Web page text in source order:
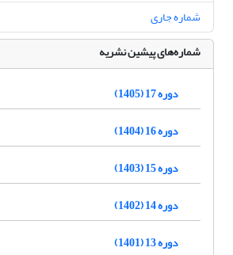
شماره جاری
شماره‌های پیشین نشریه
دوره 17 (1405)
دوره 16 (1404)
دوره 15 (1403)
دوره 14 (1402)
دوره 13 (1401)